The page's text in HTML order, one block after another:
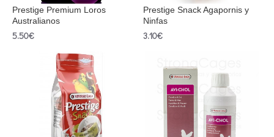
Prestige Premium Loros
Australianos
5.50€
Prestige Snack Agapornis y
Ninfas
3.10€